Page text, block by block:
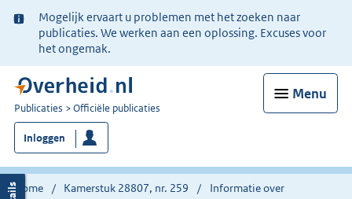
Ter
informatie:
Mogelijk ervaart u problemen met het zoeken naar
publicaties. We werken aan een oplossing. Excuses voor
het ongemak.
Menu
U
bent
nu
hier:
Publicaties Officiële publicaties
Inloggen
Home Kamerstuk 28807, nr. 259
Informatie over